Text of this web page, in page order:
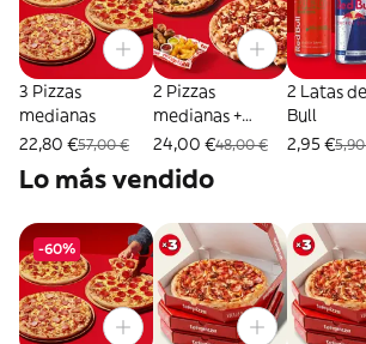
3 Pizzas
medianas
22,80 €57,00 €
2 Pizzas
medianas +
Combo Mix
24,00 €48,00 €
2 Latas
Bull
2,95 €
Lo más vendido
-60%